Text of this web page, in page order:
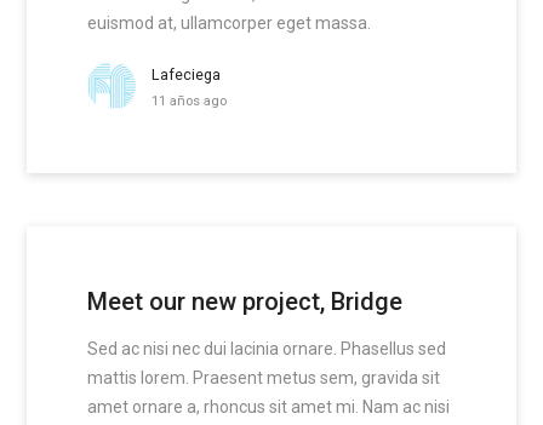
euismod at, ullamcorper eget massa.
Lafeciega
11 años ago
Meet our new project, Bridge
Sed ac nisi nec dui lacinia ornare. Phasellus sed
mattis lorem. Praesent metus sem, gravida sit
amet ornare a, rhoncus sit amet mi. Nam ac nisi